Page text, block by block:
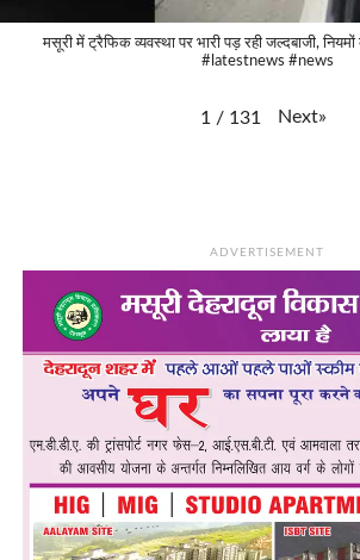
मसूरी में ट्रैफिक व्यवस्था पर भारी पड़ रही जल्दबाजी,
#latestnews #news
1 / 131 Next»
ADVERTISEMENT